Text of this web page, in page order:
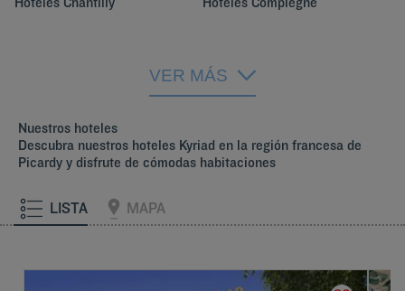
VER MÁS
Nuestros hoteles
Descubra nuestros hoteles Kyriad en la región francesa de
Picardy y disfrute de cómodas habitaciones
LISTA MAPA